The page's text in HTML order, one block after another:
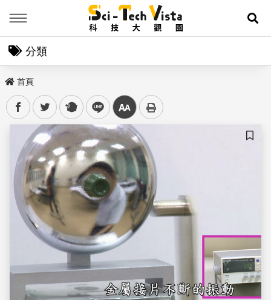
展
分類
首頁
facebooktwitter plurk line 中
儲存